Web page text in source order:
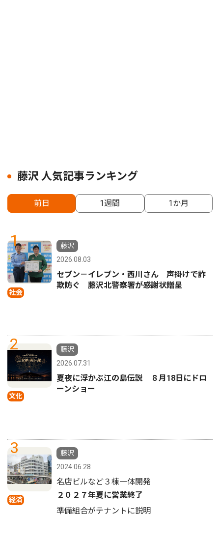
藤沢 人気記事ランキング
前日 1週間 1か月
1
社会
藤沢
2026.08.03
セブン－イレブン・西川さん 声掛けで詐
欺防ぐ 藤沢北警察署が感謝状贈呈
2
文化
藤沢
2026.07.31
夏夜に浮かぶ江の島伝説 ８月18日にドロ
ーンショー
3
経済
藤沢
2024.06.28
名店ビルなど３棟一体開発
２０２７年夏に営業終了
準備組合がテナントに説明